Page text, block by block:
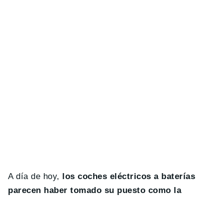
A día de hoy, los coches eléctricos a baterías
parecen haber tomado su puesto como la